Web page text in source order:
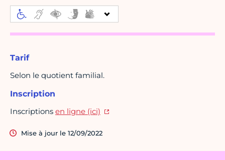
Tarif
Selon le quotient familial.
Inscription
Inscriptions en ligne (ici)
Mise à jour le 12/09/2022